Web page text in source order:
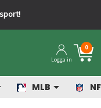
Logga in
0
MLB